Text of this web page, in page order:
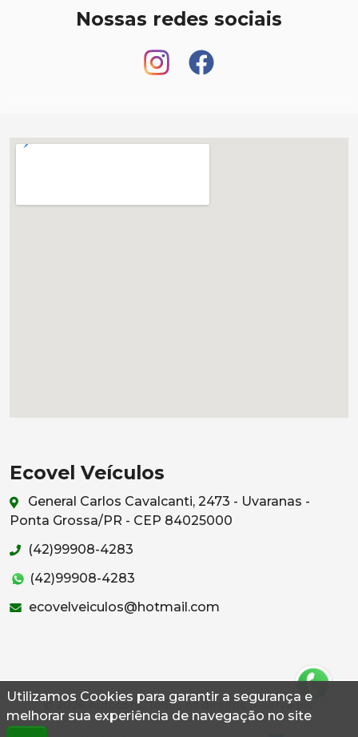
Utilizamos Cookies para garantir a segurança e
melhorar sua experiência de navegação no site
Nossas redes sociais
Ecovel Veículos
General Carlos Cavalcanti, 2473 - Uvaranas -
Ponta Grossa/PR - CEP 84025000
(42)99908-4283
(42)99908-4283
ecovelveiculos@hotmail.com
© 2026 Autoconf. Todos os direitos reservados.